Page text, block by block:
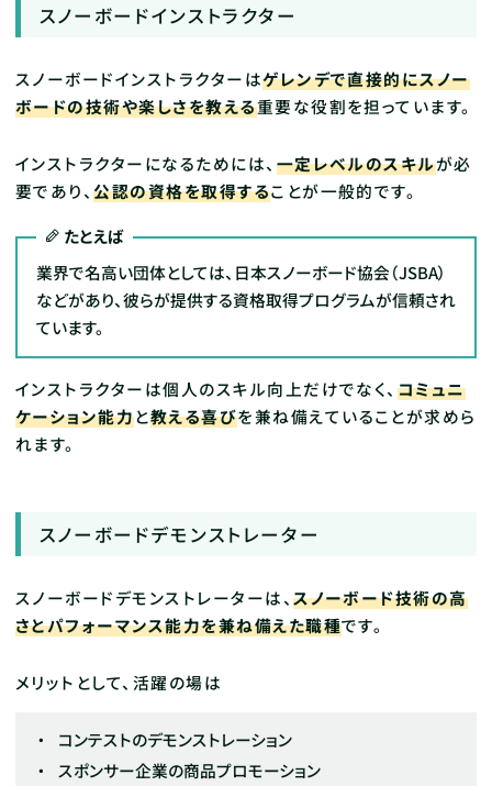
スノーボードインストラクター
スノーボードインストラクターはゲレンデで直接的にスノー
ボードの技術や楽しさを教える重要な役割を担っています。
インストラクターになるためには、 一定レベルのスキルが必
要であり、公認の資格を取得することが一般的です。
たとえば
業界で名高い団体としては、日本スノーボード協会（JSBA）
などがあり、彼らが提供する資格取得プログラムが信頼され
ています。
インストラクターは個人のスキル向上だけでなく、 コミュニ
ケーション能力と教える喜びを兼ね備えていることが求めら
れます。
スノーボードデモンストレーター
スノーボードデモンストレーターは、スノーボード技術の高
さとパフォーマンス能力を兼ね備えた職種です。
メリットとして、活躍の場は
コンテストのデモンストレーション
スポンサー企業の商品プロモーション